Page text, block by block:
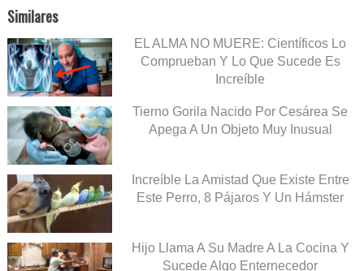
Similares
EL ALMA NO MUERE: Científicos Lo
Comprueban Y Lo Que Sucede Es
Increíble
Tierno Gorila Nacido Por Cesárea Se
Apega A Un Objeto Muy Inusual
Increíble La Amistad Que Existe Entre
Este Perro, 8 Pájaros Y Un Hámster
Hijo Llama A Su Madre A La Cocina Y
Sucede Algo Enternecedor